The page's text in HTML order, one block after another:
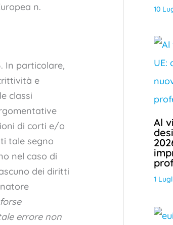
n.
In particolare,
e
classi
di corti e/o
tale segno
nel caso di
dei diritti
errore non
10
Al
1